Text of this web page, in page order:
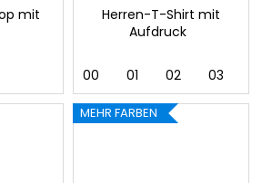
mit
Herren-T-Shirt mit
Aufdruck
00 01 02 03
MEHR FARBEN